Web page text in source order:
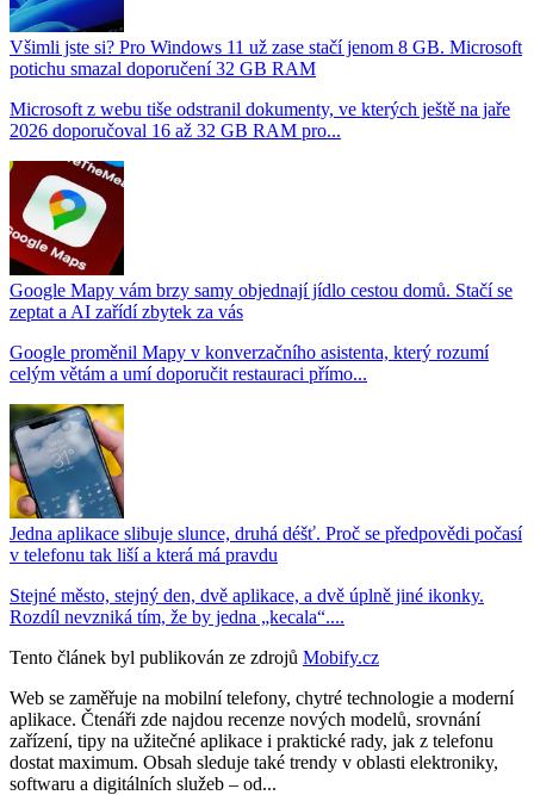
Všimli jste si? Pro Windows 11 už zase stačí jenom 8 GB. Microsoft
potichu smazal doporučení 32 GB RAM
Microsoft z webu tiše odstranil dokumenty, ve kterých ještě na jaře
2026 doporučoval 16 až 32 GB RAM pro...
Google Mapy vám brzy samy objednají jídlo cestou domů. Stačí se
zeptat a AI zařídí zbytek za vás
Google proměnil Mapy v konverzačního asistenta, který rozumí
celým větám a umí doporučit restauraci přímo...
Jedna aplikace slibuje slunce, druhá déšť. Proč se předpovědi počasí
v telefonu tak liší a která má pravdu
Stejné město, stejný den, dvě aplikace, a dvě úplně jiné ikonky.
Rozdíl nevzniká tím, že by jedna „kecala“....
Tento článek byl publikován ze zdrojů Mobify.cz
Web se zaměřuje na mobilní telefony, chytré technologie a moderní
aplikace. Čtenáři zde najdou recenze nových modelů, srovnání
zařízení, tipy na užitečné aplikace i praktické rady, jak z telefonu
dostat maximum. Obsah sleduje také trendy v oblasti elektroniky,
softwaru a digitálních služeb – od...